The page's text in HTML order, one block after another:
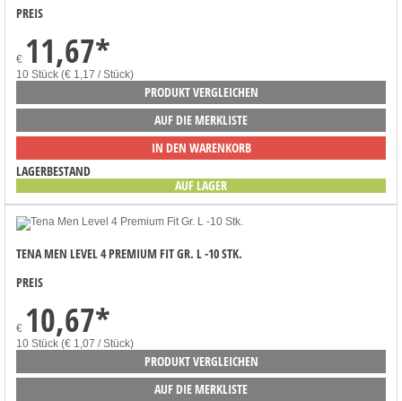
PREIS
€ 11,67*
10 Stück (€ 1,17 / Stück)
PRODUKT VERGLEICHEN
AUF DIE MERKLISTE
IN DEN WARENKORB
LAGERBESTAND
AUF LAGER
TENA MEN LEVEL 4 PREMIUM FIT GR. L -10 STK.
PREIS
€ 10,67*
10 Stück (€ 1,07 / Stück)
PRODUKT VERGLEICHEN
AUF DIE MERKLISTE